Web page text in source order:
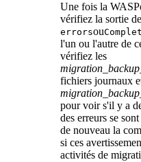
Une fois la
vérifiez la sortie
errorsou
l'un ou l'autre de
vérifiez les
fichiers journaux
pour voir s'il y a
des erreurs se
de nouveau la
si ces
activités de